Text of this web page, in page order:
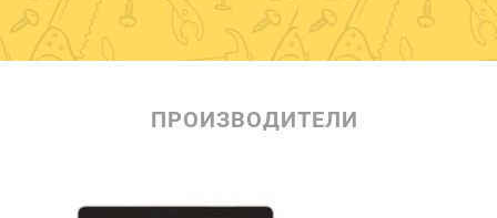
ПРОИЗВОДИТЕЛИ